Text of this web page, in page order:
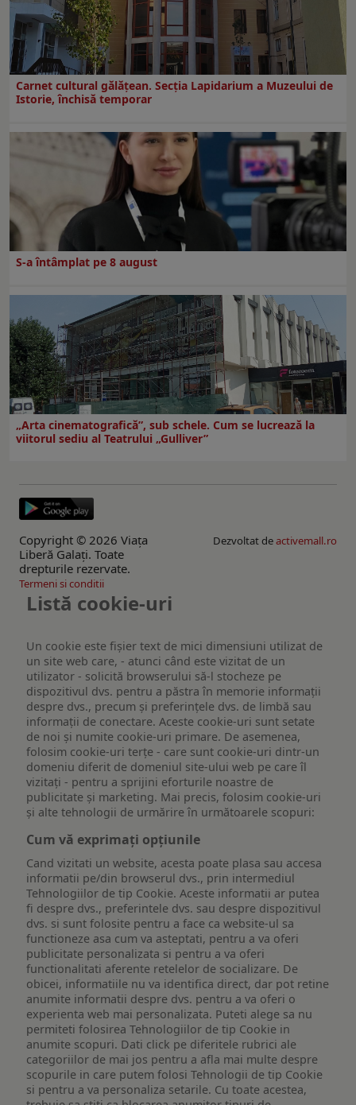
Carnet cultural gălăţean. Secţia Lapidarium a Muzeului de
Istorie, închisă temporar
S-a întâmplat pe 8 august
„Arta cinematografică”, sub schele. Cum se lucrează la
viitorul sediu al Teatrului „Gulliver”
Copyright © 2026 Viaţa
Liberă Galaţi. Toate
drepturile rezervate.
Dezvoltat deactivemall.ro
Termeni si conditii
Listă cookie-uri
Un cookie este fişier text de mici dimensiuni utilizat de
un site web care, - atunci când este vizitat de un
utilizator - solicită browserului să-l stocheze pe
dispozitivul dvs. pentru a păstra în memorie informații
despre dvs., precum și preferințele dvs. de limbă sau
informații de conectare. Aceste cookie-uri sunt setate
de noi și numite cookie-uri primare. De asemenea,
folosim cookie-uri terțe - care sunt cookie-uri dintr-un
domeniu diferit de domeniul site-ului web pe care îl
vizitați - pentru a sprijini eforturile noastre de
publicitate și marketing. Mai precis, folosim cookie-uri
și alte tehnologii de urmărire în următoarele scopuri:
Cum vă exprimați opțiunile
Cand vizitati un website, acesta poate plasa sau accesa
informatii pe/din browserul dvs., prin intermediul
Tehnologiilor de tip Cookie. Aceste informatii ar putea
fi despre dvs., preferintele dvs. sau despre dispozitivul
dvs. si sunt folosite pentru a face ca website-ul sa
functioneze asa cum va asteptati, pentru a va oferi
publicitate personalizata si pentru a va oferi
functionalitati aferente retelelor de socializare. De
obicei, informatiile nu va identifica direct, dar pot retine
anumite informatii despre dvs. pentru a va oferi o
experienta web mai personalizata. Puteti alege sa nu
permiteti folosirea Tehnologiilor de tip Cookie in
anumite scopuri. Dati click pe diferitele rubrici ale
categoriilor de mai jos pentru a afla mai multe despre
scopurile in care putem folosi Tehnologii de tip Cookie
si pentru a va personaliza setarile. Cu toate acestea,